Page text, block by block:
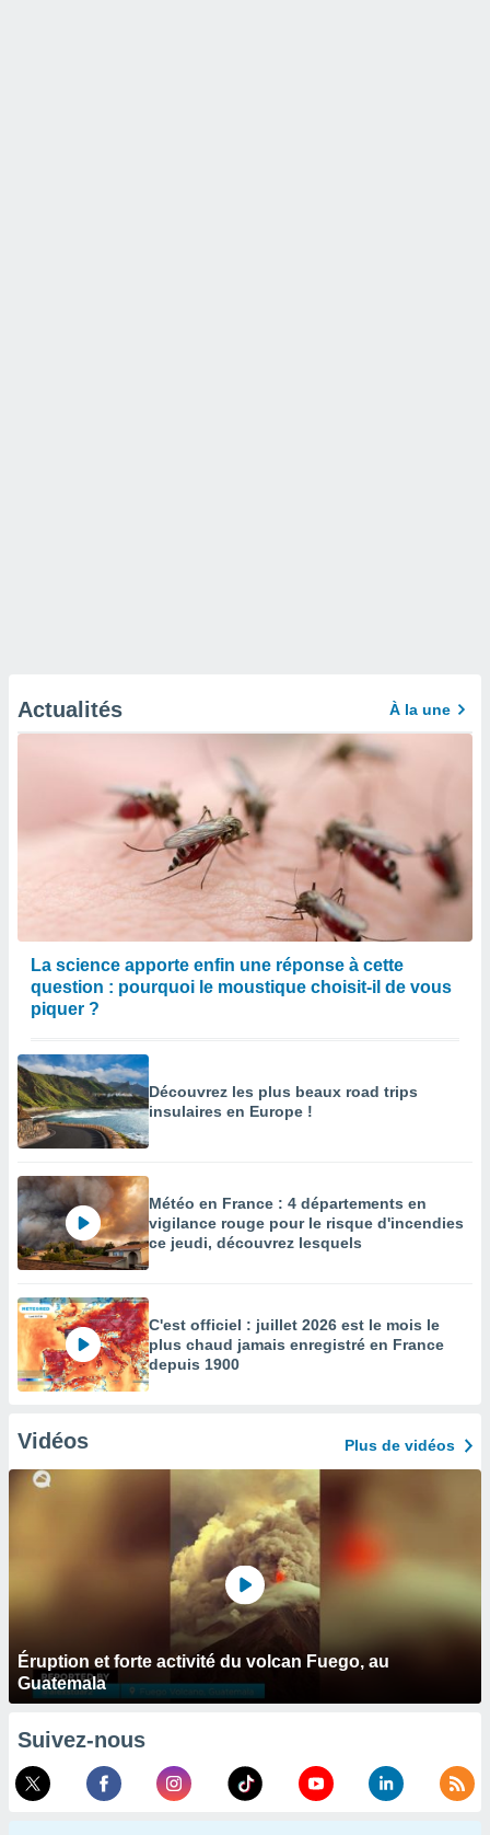
Actualités À la une
La science apporte enfin une réponse à cette
question : pourquoi le moustique choisit-il de vous
piquer ?
Découvrez les plus beaux road trips
insulaires en Europe !
Météo en France : 4 départements en
vigilance rouge pour le risque d'incendies
ce jeudi, découvrez lesquels
C'est officiel : juillet 2026 est le mois le
plus chaud jamais enregistré en France
depuis 1900
Vidéos Plus de vidéos
Éruption et forte activité du volcan Fuego, au
Guatemala
Suivez-nous